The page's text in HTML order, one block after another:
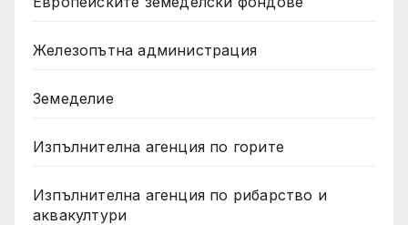
Железопътна администрация
Земеделие
Изпълнителна агенция по горите
Изпълнителна агенция по рибарство и
аквакултури